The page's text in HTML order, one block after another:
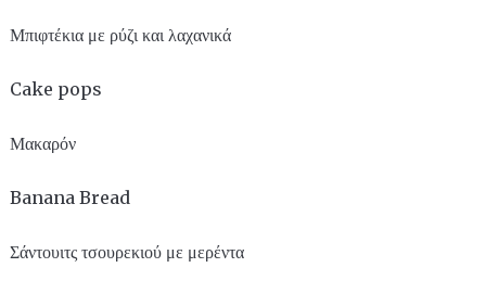
Μπιφτέκια με ρύζι και λαχανικά
Cake pops
Μακαρόν
Banana Bread
Σάντουιτς τσουρεκιού με μερέντα